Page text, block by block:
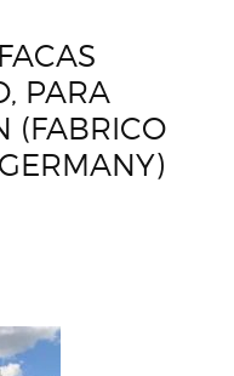
PARA
(FABRICO